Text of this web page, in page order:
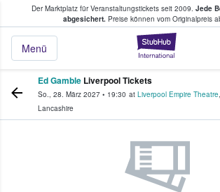
Der Marktplatz für Veranstaltungstickets seit 2009. Jede
abgesichert.Preise können vom Originalpreis
Menü
Tickets kaufen &
Ed Gamble Liverpool Tickets
So., 28. März 2027 • 19:30 at Liverpool Empire Theatre,
Lancashire